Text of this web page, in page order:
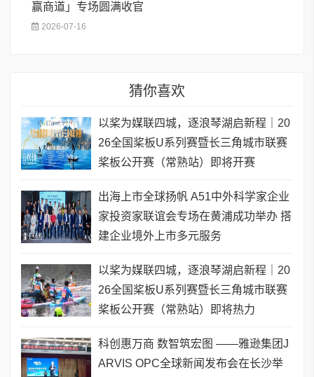
赢商道」专场圆满收官
2026-07-16
猜你喜欢
以桨为媒联四城，逐浪琴湖启新程｜20
26全国桨板U系列赛暨长三角城市联赛
桨板公开赛（常熟站）即将开赛
出海上市全球扬帆 A51中外科学家企业
家投资家联谊会专场在黄浦成功举办 搭
建企业境外上市多元服务
以桨为媒联四城，逐浪琴湖启新程｜20
26全国桨板U系列赛暨长三角城市联赛
桨板公开赛（常熟站）即将热力
科创惠万商 数智筑宏图 ——雅逊集团J
ARVIS OPC全球新闻发布会在长沙举